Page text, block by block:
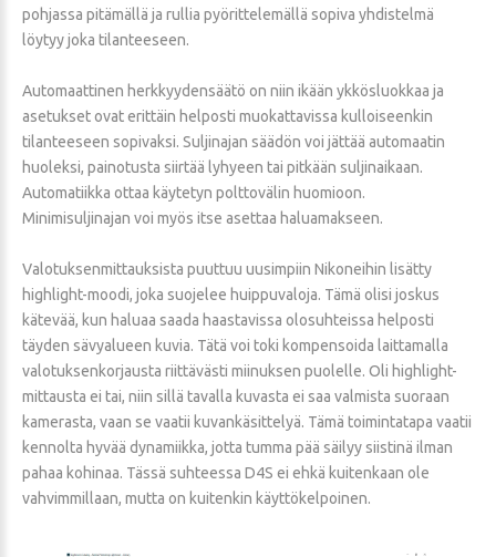
pohjassa pitämällä ja rullia pyörittelemällä sopiva yhdistelmä
löytyy joka tilanteeseen.
Automaattinen herkkyydensäätö on niin ikään ykkösluokkaa ja
asetukset ovat erittäin helposti muokattavissa kulloiseenkin
tilanteeseen sopivaksi. Suljinajan säädön voi jättää automaatin
huoleksi, painotusta siirtää lyhyeen tai pitkään suljinaikaan.
Automatiikka ottaa käytetyn polttovälin huomioon.
Minimisuljinajan voi myös itse asettaa haluamakseen.
Valotuksenmittauksista puuttuu uusimpiin Nikoneihin lisätty
highlight-moodi, joka suojelee huippuvaloja. Tämä olisi joskus
kätevää, kun haluaa saada haastavissa olosuhteissa helposti
täyden sävyalueen kuvia. Tätä voi toki kompensoida laittamalla
valotuksenkorjausta riittävästi miinuksen puolelle. Oli highlight-
mittausta ei tai, niin sillä tavalla kuvasta ei saa valmista suoraan
kamerasta, vaan se vaatii kuvankäsittelyä. Tämä toimintatapa vaatii
kennolta hyvää dynamiikka, jotta tumma pää säilyy siistinä ilman
pahaa kohinaa. Tässä suhteessa D4S ei ehkä kuitenkaan ole
vahvimmillaan, mutta on kuitenkin käyttökelpoinen.